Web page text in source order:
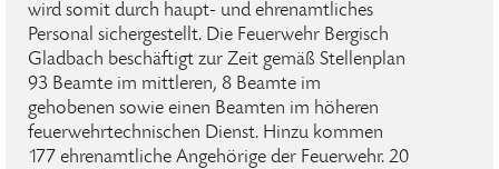
wird somit durch haupt- und ehrenamtliches
Personal sichergestellt. Die Feuerwehr Bergisch
Gladbach beschäftigt zur Zeit gemäß Stellenplan
93 Beamte im mittleren, 8 Beamte im
gehobenen sowie einen Beamten im höheren
feuerwehrtechnischen Dienst. Hinzu kommen
177 ehrenamtliche Angehörige der Feuerwehr. 20